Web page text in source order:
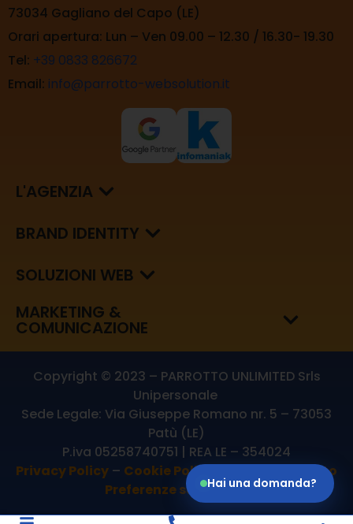
73034 Gagliano del Capo (LE)
Orari apertura: Lun – Ven 09.00 – 12.30 / 16.30- 19.30
Tel: +39 0833 826672
Email: info@parrotto-websolution.it
L'AGENZIA
BRAND IDENTITY
SOLUZIONI WEB
MARKETING &
COMUNICAZIONE
Copyright © 2023 – PARROTTO UNLIMITED Srls
Unipersonale
Sede Legale: Via Giuseppe Romano nr. 5 – 73053
Patù (LE)
P.iva 05258740751 | REA LE – 354024
Privacy Policy – Cookie Policy
Aggiornamento
Preferenze sui CookieHai una domanda?